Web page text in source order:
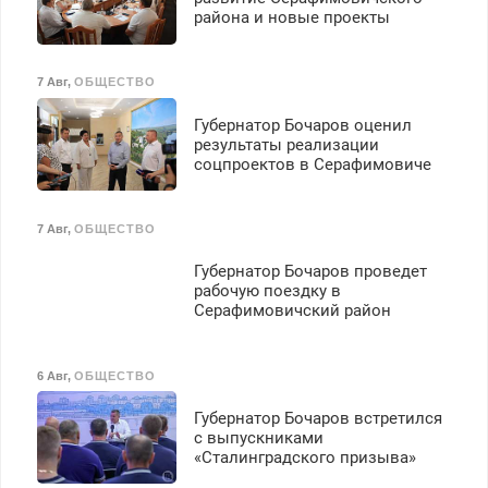
125000 руб.
района и новые проекты
7 Авг, ОБЩЕСТВО
Губернатор Бочаров оценил
результаты реализации
соцпроектов в Серафимовиче
7 Авг, ОБЩЕСТВО
Губернатор Бочаров проведет
рабочую поездку в
Серафимовичский район
6 Авг, ОБЩЕСТВО
Губернатор Бочаров встретился
с выпускниками
«Сталинградского призыва»